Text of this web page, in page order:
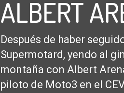
ALBERT
Después de haber
Supermotard, yendo al
montaña con Albert
piloto de Moto3 en el